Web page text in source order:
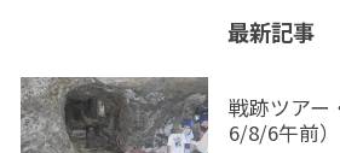
最新記事
戦跡ツアー
6/8/6午前）